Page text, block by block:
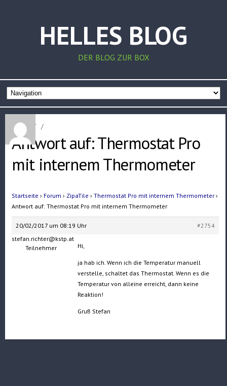
HELLES BLOG
DER BLOG ZUR BOX
Home / /
Antwort auf: Thermostat Pro
mit internem Thermometer
Startseite › Forum › ZipaTile › Thermostat Pro mit internem Thermometer ›
Antwort auf: Thermostat Pro mit internem Thermometer
20/02/2017 um 08:19 Uhr
#2754
stefan.richter@kstp.at
Teilnehmer
Hi,
ja hab ich. Wenn ich die Temperatur manuell
verstelle, schaltet das Thermostat. Wenn es die
Temperatur von alleine erreicht, dann keine
Reaktion!
Gruß Stefan